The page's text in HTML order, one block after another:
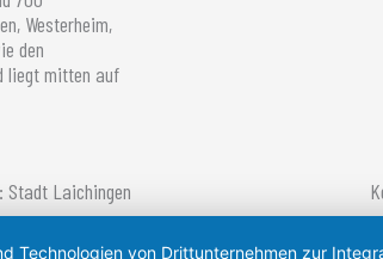
Westerheim,
den
liegt mitten auf
Stadt Laichingen
Technologien von Drittunternehmen zur